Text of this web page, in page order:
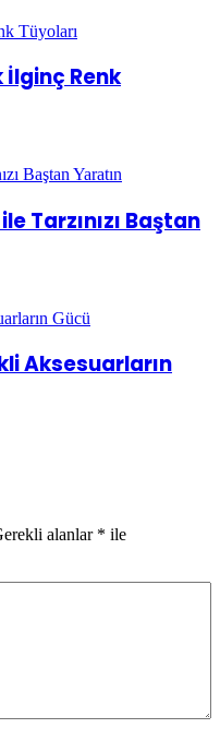
Renk
Tarzınızı Baştan
Aksesuarların
alanlar * ile